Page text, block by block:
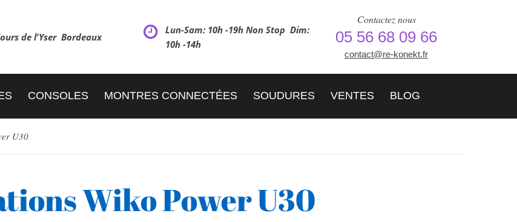
de l'Yser Bordeaux
Lun-Sam: 10h -19h Non Stop Dim:
10h -14h
Contactez nous
05 56 68 09 66
contact@re-konekt.fr
CONSOLES MONTRES CONNECTÉES SOUDURES VENTES BLOG
U30
Wiko Power U30